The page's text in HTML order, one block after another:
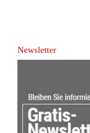
Newsletter